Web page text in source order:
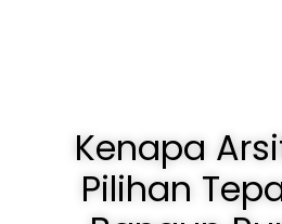
Kenapa
Pilihan